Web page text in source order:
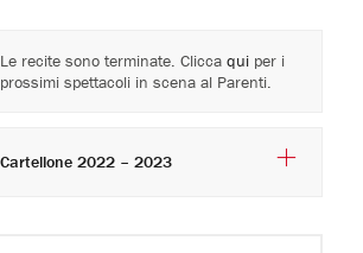
Le recite sono terminate. Clicca quiper i
prossimi spettacoli in scena al Parenti.
Cartellone 2022 – 2023